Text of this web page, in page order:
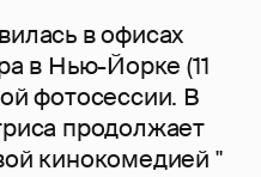
в офисах
в Нью-Йорке (11
фотосессии. В
продолжает
кинокомедией "